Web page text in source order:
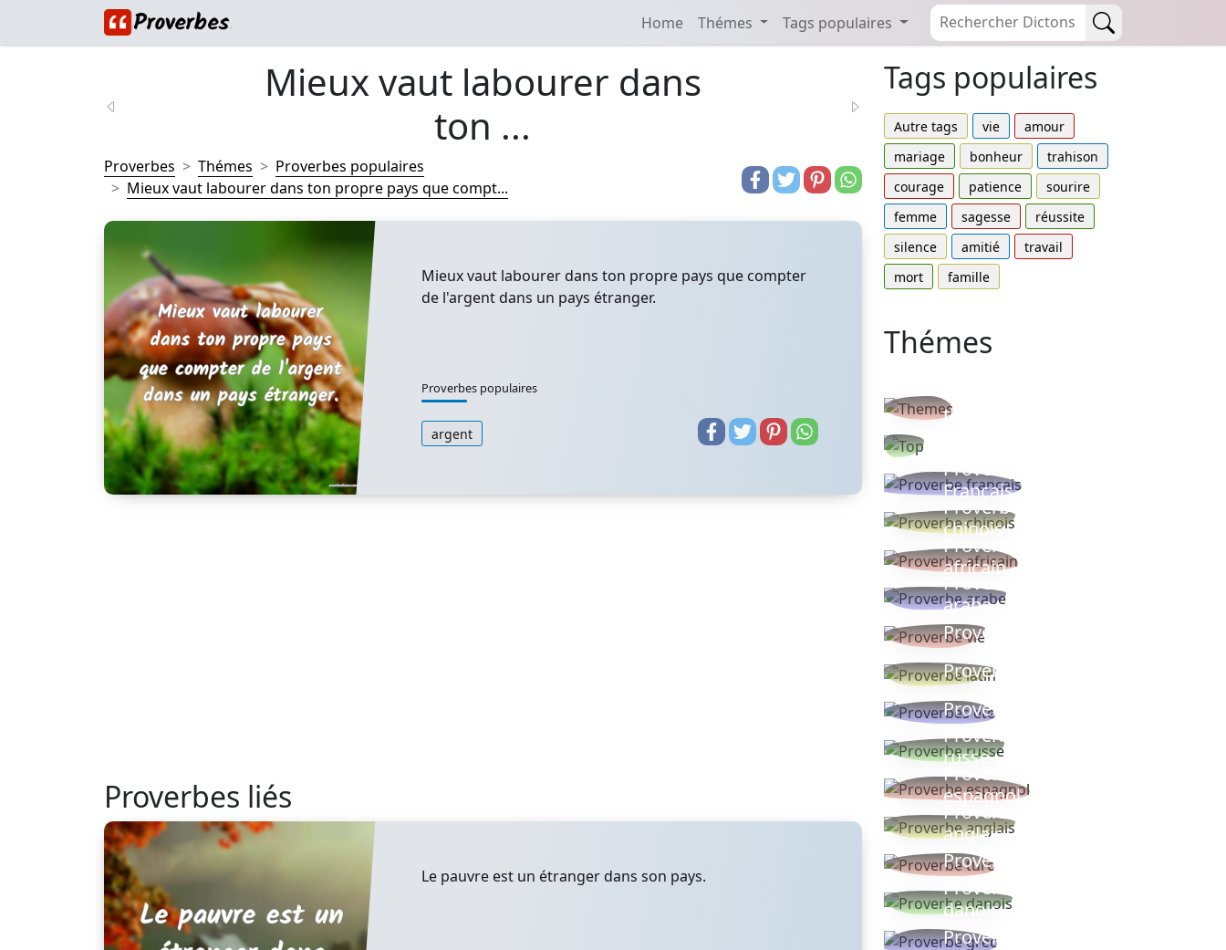
Home Thémes Tags populaires
Mieux vaut labourer dans
ton ...
Proverbes Thémes
Proverbes populaires
Mieux vaut labourer dans ton propre pays que compt...
Mieux vaut labourer dans ton propre pays que compter
de l'argent dans un pays étranger.
Proverbes populaires
argent
Proverbes liés
Le pauvre est un étranger dans son pays.
Tags populaires
Autre tags vie
amour
mariage
bonheur
trahison
courage
patience
sourire
femme
sagesse
réussite
silence
amitié
travail
mort
famille
Thémes
thèmes
Proverbe
Français
Proverbe
chinois
Proverbe
africain
Proverbe
arabe
Proverbe vie
Proverbe latin
Proverbes ete
Proverbe
russe
Proverbe
espagnol
Proverbe
anglais
Proverbe turc
Proverbe
danois
Proverbe grec